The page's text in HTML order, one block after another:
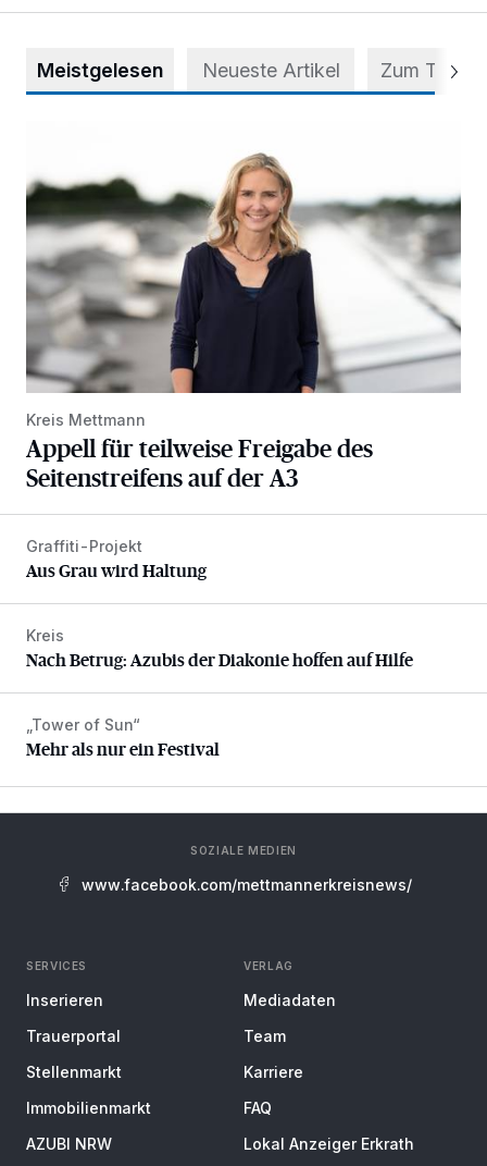
Meistgelesen Neueste Artikel Zum Thema
Kreis Mettmann
Appell für teilweise Freigabe des
Seitenstreifens auf der A3
Aus Grau wird Haltung
Graffiti-Projekt
Aus Grau wird Haltung
Nach Betrug: Azubis der Diakonie hoffen auf Hilfe
Kreis
Nach Betrug: Azubis der Diakonie hoffen auf Hilfe
Mehr als nur ein Festival
„Tower of Sun“
Mehr als nur ein Festival
SOZIALE MEDIEN
www.facebook.com/mettmannerkreisnews/
SERVICES
Inserieren
Trauerportal
Stellenmarkt
Immobilienmarkt
AZUBI NRW
VERLAG
Mediadaten
Team
Karriere
FAQ
Lokal Anzeiger Erkrath